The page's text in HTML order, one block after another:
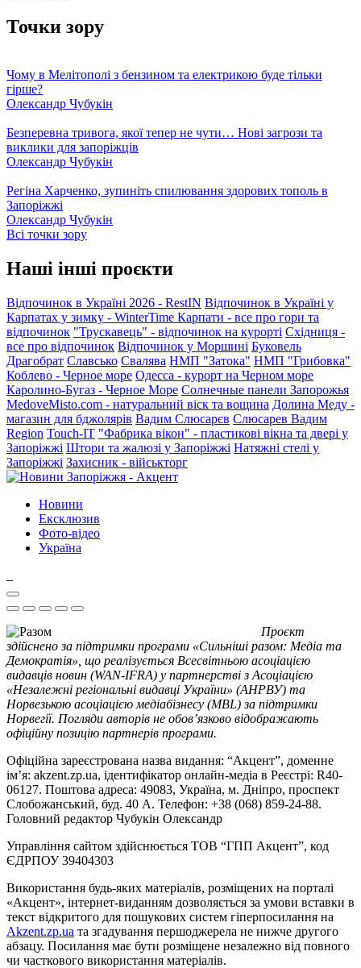
Точки зору
Чому в Мелітополі з бензином та електрикою буде тільки
гірше?
Олександр Чубукін
Безперевна тривога, якої тепер не чути… Нові загрози та
виклики для запоріжців
Олександр Чубукін
Регіна Харченко, зупиніть спилювання здорових тополь в
Запоріжжі
Олександр Чубукін
Всі точки зору
Наші інші проєкти
Відпочинок в Україні 2026 - RestIN Відпочинок в Україні у
Карпатах у зимку - WinterTime Карпати - все про гори та
відпочинок "Трускавець" - відпочинок на курорті Східниця -
все про відпочинок Відпочинок у Моршині Буковель
Драгобрат Славсько Свалява НМП "Затока" НМП "Грибовка"
Коблево - Черное море Одесса - курорт на Черном море
Каролино-Бугаз - Черное Море Солнечные панели Запорожья
MedoveMisto.com - натуральний віск та вощина Долина Меду -
магазин для бджолярів Вадим Слюсарєв Слюсарев Вадим
Region Touch-IT "Фабрика вікон" - пластикові вікна та двері у
Запоріжжі Штори та жалюзі у Запоріжжі Натяжні стелі у
Запоріжжі Захисник - військторг
Новини
Ексклюзив
Фото-відео
Україна
Проєкт
здійснено за підтримки програми «Сильніші разом: Медіа та
Демократія», що реалізується Всесвітньою асоціацією
видавців новин (WAN-IFRA) у партнерстві з Асоціацією
«Незалежні регіональні видавці України» (АНРВУ) та
Норвезькою асоціацією медіабізнесу (MBL) за підтримки
Норвегії. Погляди авторів не обов’язково відображають
офіційну позицію партнерів програми.
Офіційна зареєстрована назва видання: “Акцент”, доменне
ім’я: akzent.zp.ua, ідентифікатор онлайн-медіа в Реєстрі: R40-
06127. Поштова адреса: 49083, Україна, м. Дніпро, проспект
Слобожанський, буд. 40 А. Телефон: +38 (068) 859-24-88.
Головний редактор Чубукін Олександр
Управління сайтом здійснюється ТОВ “ГПП Акцент”, код
ЄДРПОУ 39404303
Використання будь-яких матеріалів, розміщених на порталі
«Акцент», інтернет-виданням дозволяється за умови вставки в
текст відкритого для пошукових систем гіперпосилання на
Akzent.zp.ua та згадування першоджерела не нижче другого
абзацу. Посилання має бути розміщене незалежно від повного
чи часткового використання матеріалів.